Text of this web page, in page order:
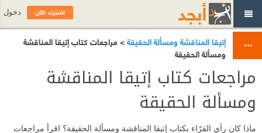
إتيقا المناقشة ومسألة الحقيقة> مراجعات كتاب إتيقا المناقشة
ومسألة الحقيقة
مراجعات كتاب إتيقا المناقشة
ومسألة الحقيقة
ماذا كان رأي القرّاء بكتاب إتيقا المناقشة ومسألة الحقيقة؟ اقرأ مراجعات
اشترك الآن دخول